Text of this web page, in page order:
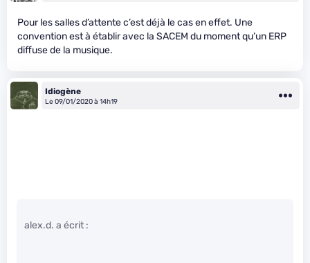
Pour les salles d’attente c’est déjà le cas en effet. Une
convention est à établir avec la SACEM du moment qu’un ERP
diffuse de la musique.
Idiogène
Le 09/01/2020 à 14h19
alex.d. a écrit :